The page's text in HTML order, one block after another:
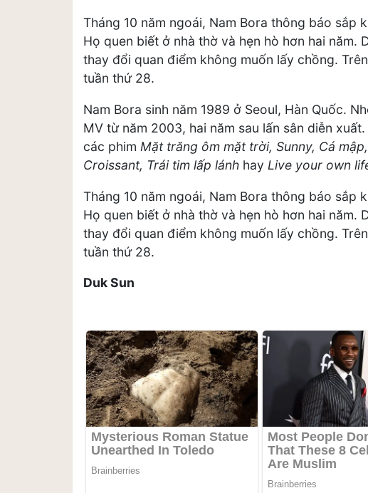
Tháng 10 năm ngoái, Nam Bora thông báo sắp
Họ quen biết ở nhà thờ và hẹn hò hơn hai năm.
thay đổi quan điểm không muốn lấy chồng.
tuần thứ 28.
Nam Bora sinh năm 1989 ở Seoul, Hàn Quốc.
MV từ năm 2003, hai năm sau lấn sân diễn
các phim Mặt trăng ôm mặt trời, Sunny, Cá
Croissant, Trái tim lấp lánh hay Live your own
Tháng 10 năm ngoái, Nam Bora thông báo sắp
Họ quen biết ở nhà thờ và hẹn hò hơn hai năm.
thay đổi quan điểm không muốn lấy chồng.
tuần thứ 28.
Duk Sun